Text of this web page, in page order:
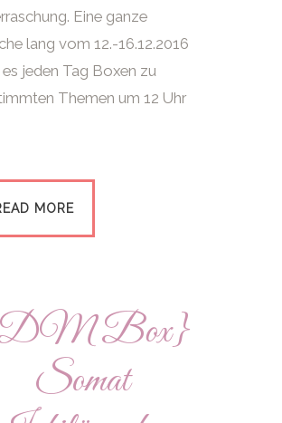
Eine ganze
lang vom 12.-16.12.2016
jeden Tag Boxen zu
Themen um 12 Uhr
MORE
Box}
Somat